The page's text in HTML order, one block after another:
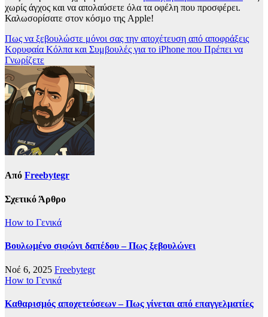
χωρίς άγχος και να απολαύσετε όλα τα οφέλη που προσφέρει.
Καλωσορίσατε στον κόσμο της Apple!
Πλοήγηση
άρθρων
Πως να ξεβουλώστε μόνοι σας την αποχέτευση από αποφράξεις
Κορυφαία Κόλπα και Συμβουλές για το iPhone που Πρέπει να
Γνωρίζετε
Από Freebytegr
Σχετικό Άρθρο
How to Γενικά
Βουλωμένο σιφώνι δαπέδου – Πως ξεβουλώνει
Νοέ 6, 2025 Freebytegr
How to Γενικά
Καθαρισμός αποχετεύσεων – Πως γίνεται από επαγγελματίες